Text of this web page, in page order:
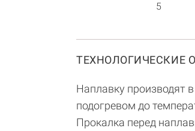
5
ТЕХНОЛОГИЧЕСКИЕ
Наплавку производят
подогревом до
Прокалка перед